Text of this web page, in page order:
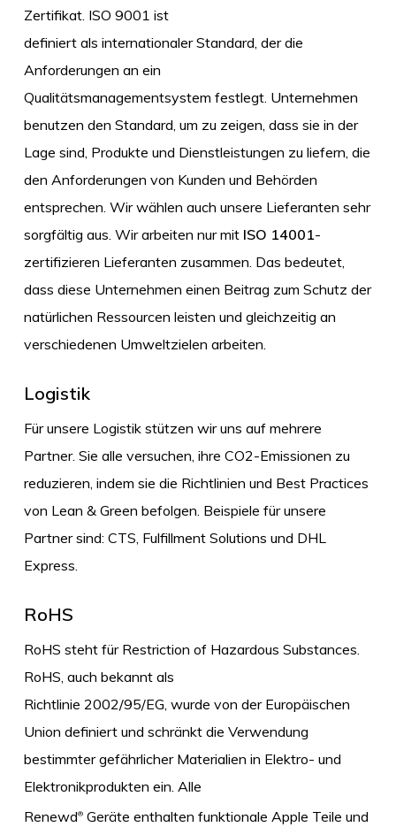
Zertifikat. ISO 9001 ist
definiert als internationaler Standard, der die
Anforderungen an ein
Qualitätsmanagementsystem festlegt. Unternehmen
benutzen den Standard, um zu zeigen, dass sie in der
Lage sind, Produkte und Dienstleistungen zu liefern, die
den Anforderungen von Kunden und Behörden
entsprechen. Wir wählen auch unsere Lieferanten sehr
sorgfältig aus. Wir arbeiten nur mit ISO 14001-
zertifizieren Lieferanten zusammen. Das bedeutet,
dass diese Unternehmen einen Beitrag zum Schutz der
natürlichen Ressourcen leisten und gleichzeitig an
verschiedenen Umweltzielen arbeiten.
Logistik
Für unsere Logistik stützen wir uns auf mehrere
Partner. Sie alle versuchen, ihre CO2-Emissionen zu
reduzieren, indem sie die Richtlinien und Best Practices
von Lean & Green befolgen. Beispiele für unsere
Partner sind: CTS, Fulfillment Solutions und DHL
Express.
RoHS
RoHS steht für Restriction of Hazardous Substances.
RoHS, auch bekannt als
Richtlinie 2002/95/EG, wurde von der Europäischen
Union definiert und schränkt die Verwendung
bestimmter gefährlicher Materialien in Elektro- und
Elektronikprodukten ein. Alle
Renewd®Geräte enthalten funktionale Apple Teile und